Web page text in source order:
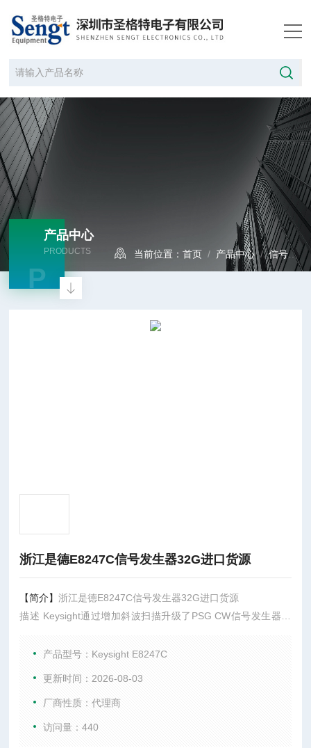
产品中心
PRODUCTS
P
当前位置：首页 / 产品中心/信号发生器
浙江是德E8247C信号发生器32G进口货源
【简介】浙江是德E8247C信号发生器32G进口货源
描述 Keysight通过增加斜波扫描升级了PSG CW信号发生器，
量网络分析仪。 E8247C PGS CW信号发生器保留了业内领的
产品型号：Keysight E8247C
更新时间：2026-08-03
厂商性质：代理商
访问量：440